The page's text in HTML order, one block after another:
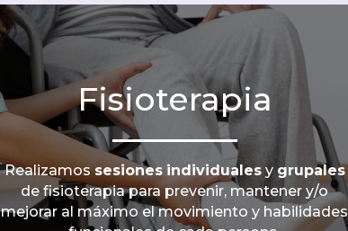
Fisioterapia
Realizamossesiones individualesy grupales
de fisioterapia para prevenir, mantener y/o
mejorar al máximo el movimiento y habilidades